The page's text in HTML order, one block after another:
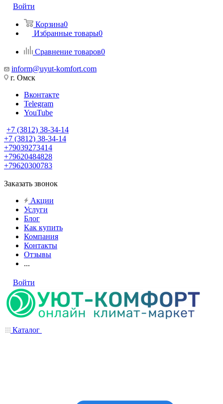
Войти
Корзина0
Избранные товары0
Сравнение товаров0
inform@uyut-komfort.com
г. Омск
Вконтакте
Telegram
YouTube
+7 (3812) 38-34-14
+7 (3812) 38-34-14
+79039273414
+79620484828
+79620300783
Заказать звонок
Акции
Услуги
Блог
Как купить
Компания
Контакты
Отзывы
...
Войти
Каталог